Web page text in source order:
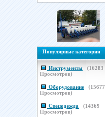
Популярные категории
Инструменты (16283
Просмотров)
Оборудование (15677
Просмотров)
Спецодежда (14369
Просмотров)